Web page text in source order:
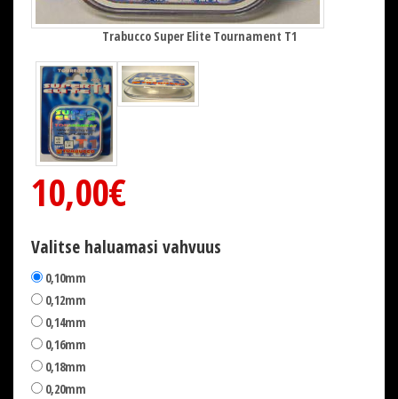
Trabucco Super Elite Tournament T1
10,00€
Valitse haluamasi vahvuus
0,10mm
0,12mm
0,14mm
0,16mm
0,18mm
0,20mm